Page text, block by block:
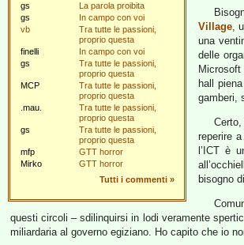
gs
La parola proibita
gs
In campo con voi
vb
Tra tutte le passioni,
proprio questa
finelli
In campo con voi
gs
Tra tutte le passioni,
proprio questa
MCP
Tra tutte le passioni,
proprio questa
.mau.
Tra tutte le passioni,
proprio questa
gs
Tra tutte le passioni,
proprio questa
mfp
GTT horror
Mirko
GTT horror
Tutti i commenti »
Village,
una
delle
hall
gamberi,
reperire
l’ICT è
bisogno
questi circoli – sdilinquirsi in lodi veramente
miliardaria al governo egiziano. Ho capito che io